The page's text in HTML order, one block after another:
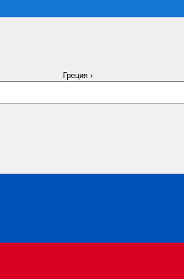
Греция ›